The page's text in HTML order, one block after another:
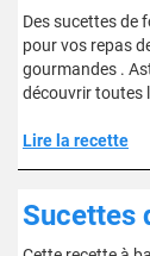
Des sucettes de
pour vos repas
gourmandes .
découvrir toutes
Lire la recette
Sucettes